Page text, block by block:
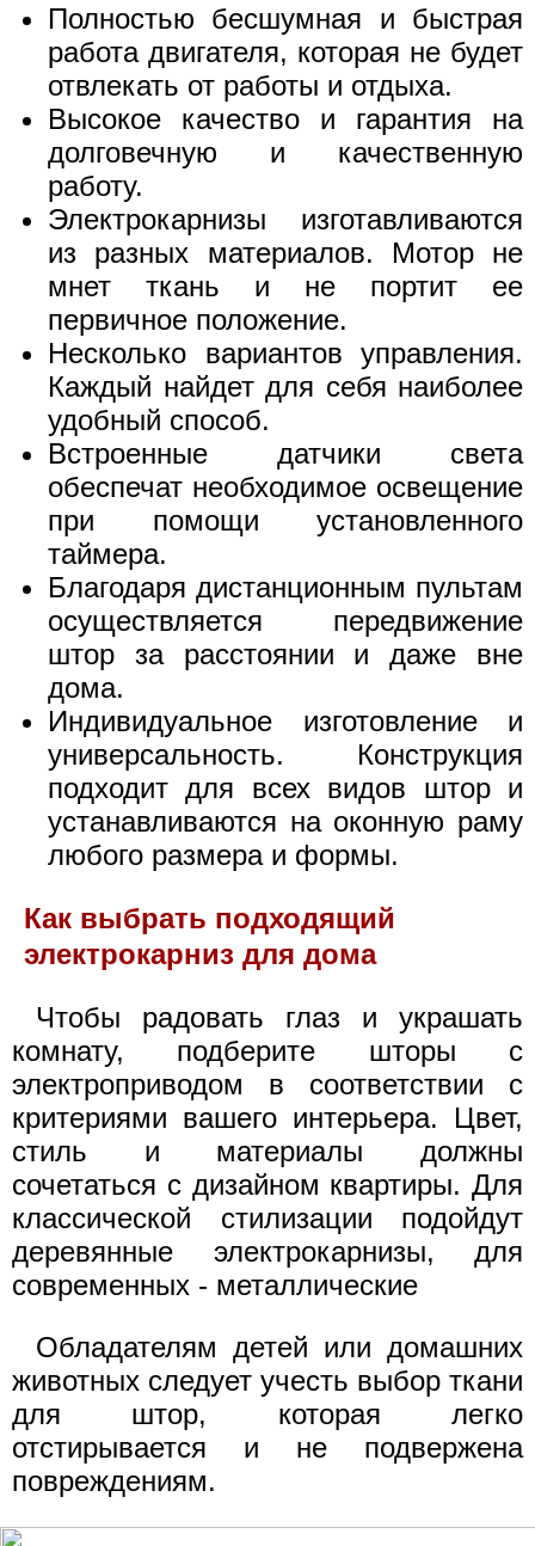
Полностью бесшумная и быстрая
работа двигателя, которая не будет
отвлекать от работы и отдыха.
Высокое качество и гарантия на
долговечную и качественную
работу.
Электрокарнизы изготавливаются
из разных материалов. Мотор не
мнет ткань и не портит ее
первичное положение.
Несколько вариантов управления.
Каждый найдет для себя наиболее
удобный способ.
Встроенные датчики света
обеспечат необходимое освещение
при помощи установленного
таймера.
Благодаря дистанционным пультам
осуществляется передвижение
штор за расстоянии и даже вне
дома.
Индивидуальное изготовление и
универсальность. Конструкция
подходит для всех видов штор и
устанавливаются на оконную раму
любого размера и формы.
Как выбрать подходящий
электрокарниз для дома
Чтобы радовать глаз и украшать
комнату, подберите шторы с
электроприводом в соответствии с
критериями вашего интерьера. Цвет,
стиль и материалы должны
сочетаться с дизайном квартиры. Для
классической стилизации подойдут
деревянные электрокарнизы, для
современных - металлические
Обладателям детей или домашних
животных следует учесть выбор ткани
для штор, которая легко
отстирывается и не подвержена
повреждениям.